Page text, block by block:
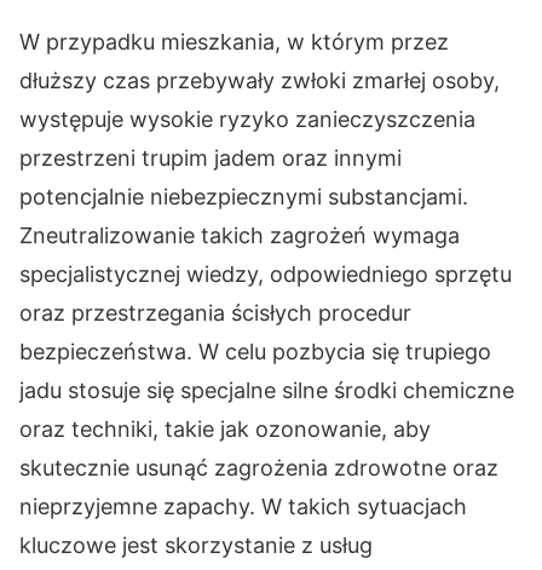
W przypadku mieszkania, w którym przez
dłuższy czas przebywały zwłoki zmarłej osoby,
występuje wysokie ryzyko zanieczyszczenia
przestrzeni trupim jadem oraz innymi
potencjalnie niebezpiecznymi substancjami.
Zneutralizowanie takich zagrożeń wymaga
specjalistycznej wiedzy, odpowiedniego sprzętu
oraz przestrzegania ścisłych procedur
bezpieczeństwa. W celu pozbycia się trupiego
jadu stosuje się specjalne silne środki chemiczne
oraz techniki, takie jak ozonowanie, aby
skutecznie usunąć zagrożenia zdrowotne oraz
nieprzyjemne zapachy. W takich sytuacjach
kluczowe jest skorzystanie z usług